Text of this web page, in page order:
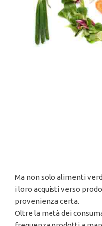
Ma non solo alimenti
i loro acquisti verso
provenienza certa.
Oltre la metà dei